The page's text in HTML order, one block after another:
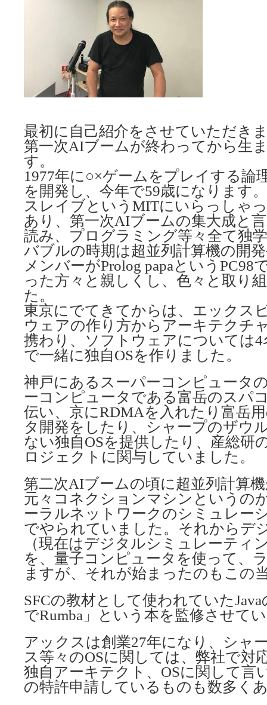
最初に自己紹介をさせていただき
第一次AIブームが終わってから生
す。
1977年に○×ゲームをプレイする論
を開発し、今年で59歳になります。
スレイブというMITにいらっしゃ
あり、第一次AIブームの集大成と
読み、プログラミング等々全て独
バブルの時期は超並列計算機の開
メンバーがProlog papaというPC98
った方々と親しくし、色々と取り
た。
東京にでてきてからは、エックス
ウェアの作り方からアーキテクチ
携わり、ソフトウェアについては
で一緒に独自OSを作りました。
神戸にあるスーパーコンピュータ
ーコンピュータである富岳のスパ
伝い、京にRDMAを入れたり富岳
タ開発をしたり、シャープのザウ
ない独自OSを提供したり、産総研
ロジェクトに関与していました。
第二次AIブームの頃に超並列計算
元々コネクションマシンというの
ーラルネットワークのシミュレー
でやられていました。それからデ
（現在はデジタルシミュレーティ
を、量子コンピュータを使って、
ますが、それが始まったのもこの
SFCの教材として使われていたJava
でRumba」という本を監修させて
アックスは創業27年になり、シャ
ス等々のOSに関しては、弊社で対
独自アーキテクト、OSに関して言
の特許申請しているものも数多く